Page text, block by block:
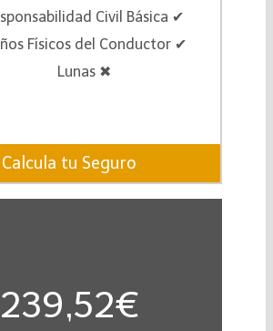
Civil Básica ✔︎
Físicos del Conductor ✔︎
Lunas ✖︎
Calcula tu Seguro
239,52€